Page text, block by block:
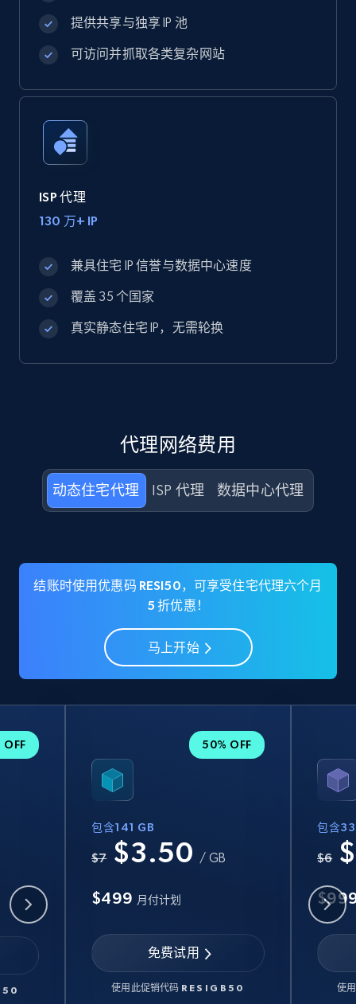
提供共享与独享 IP 池
可访问并抓取各类复杂网站
ISP 代理
130 万+ IP
兼具住宅 IP 信誉与数据中心速度
覆盖 35 个国家
真实静态住宅 IP，无需轮换
代理网络费用
动态住宅代理 ISP 代理 数据中心代理
结账时使用优惠码 RESI50，可享受住宅代理六个月
5 折优惠！
马上开始
OFF 50% OFF
包含141 GB
$7 $3.50 / GB
$499 月付计划
免费试用
使用此促销代码 RESIGB50
包含
$6
使